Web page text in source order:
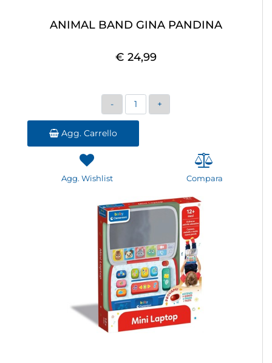
ANIMAL BAND GINA PANDINA
€ 24,99
Quantità
Agg. Carrello
Agg. Wishlist Compara